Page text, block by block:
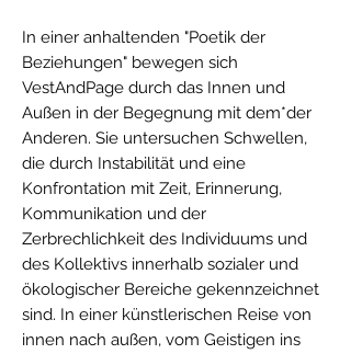
In einer anhaltenden "Poetik der
Beziehungen" bewegen sich
VestAndPage durch das Innen und
Außen in der Begegnung mit dem*der
Anderen. Sie untersuchen Schwellen,
die durch Instabilität und eine
Konfrontation mit Zeit, Erinnerung,
Kommunikation und der
Zerbrechlichkeit des Individuums und
des Kollektivs innerhalb sozialer und
ökologischer Bereiche gekennzeichnet
sind. In einer künstlerischen Reise von
innen nach außen, vom Geistigen ins